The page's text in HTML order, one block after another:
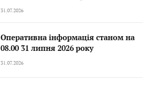
31.07.2026
Оперативна інформація станом на
08.00 31 липня 2026 року
31.07.2026